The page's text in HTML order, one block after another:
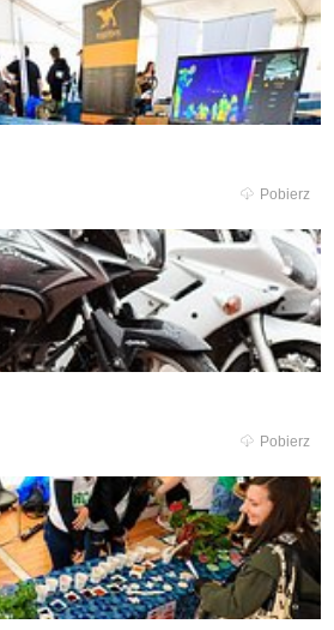
Pobierz
Pobierz